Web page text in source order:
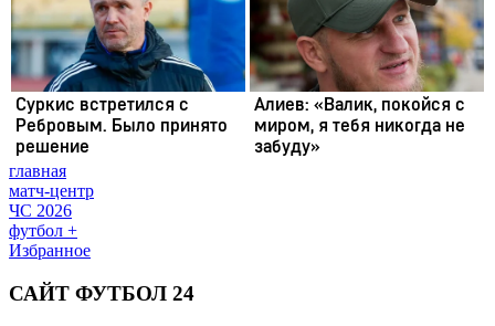
главная
матч-центр
ЧС 2026
футбол +
Избранное
САЙТ ФУТБОЛ 24